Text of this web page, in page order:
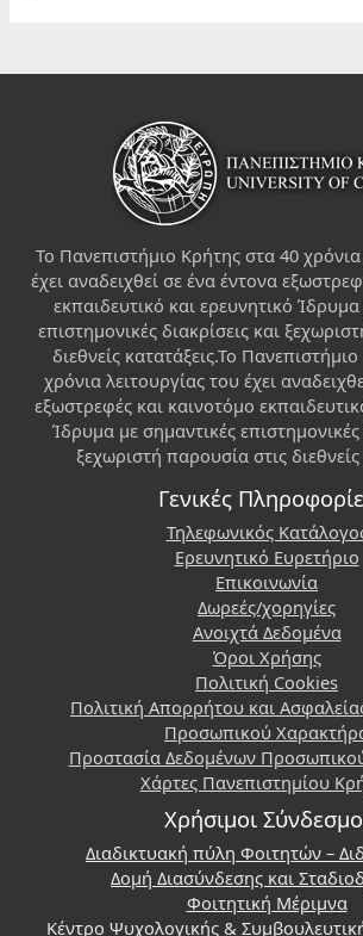
Το Πανεπιστήμιο Κρήτης στα 40 χρόνια
έχει αναδειχθεί σε ένα έντονα
εκπαιδευτικό και ερευνητικό
επιστημονικές διακρίσεις και
διεθνείς κατατάξεις.Το
χρόνια λειτουργίας του έχει
εξωστρεφές και καινοτόμο
Ίδρυμα με σημαντικές επιστημονικές
ξεχωριστή παρουσία στις διεθνείς
Γενικές
Τηλεφωνικός
Ερευνητικό Ευρετήριο
Επικοινωνία
Δωρεές/χορηγίες
Ανοιχτά Δεδομένα
Όροι Χρήσης
Πολιτική Cookies
Πολιτική Απορρήτου και
Προσωπικού
Προστασία Δεδομένων
Χάρτες Πανεπιστημίου
Χρήσιμοι
Διαδικτυακή πύλη Φοιτητών –
Δομή Διασύνδεσης και
Φοιτητική Μέριμνα
Κέντρο Ψυχολογικής &